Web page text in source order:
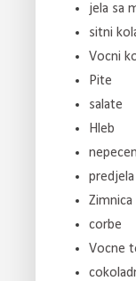
jela sa
sitni
Vocni
Pite
salate
Hleb
predjela
Zimnica
corbe
Vocne